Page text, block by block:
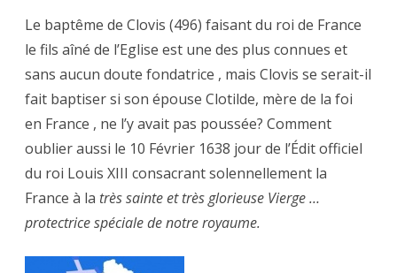
Le baptême de Clovis (496) faisant du roi de France
le fils aîné de l’Eglise est une des plus connues et
sans aucun doute fondatrice , mais Clovis se serait-il
fait baptiser si son épouse Clotilde, mère de la foi
en France , ne l’y avait pas poussée? Comment
oublier aussi le 10 Février 1638 jour de l’Édit officiel
du roi Louis XIII consacrant solennellement la
France à la très sainte et très glorieuse Vierge …
protectrice spéciale de notre royaume.